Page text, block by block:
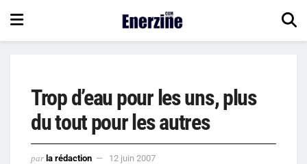
Trop d’eau pour les uns, plus
du tout pour les autres
par la rédaction 12 juin 2007